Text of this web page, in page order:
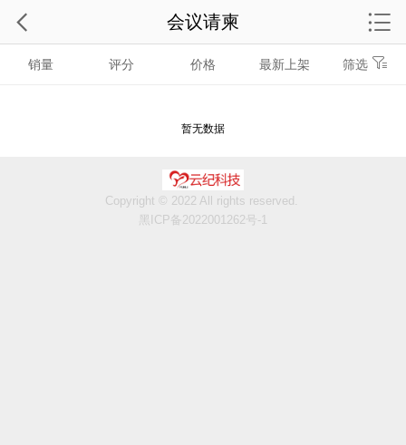
销量 评分 价格 最新上架 筛选
暂无数据
会议请柬
Copyright © 2022 All rights reserved.
黑ICP备2022001262号-1